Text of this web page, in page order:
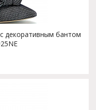
декоративным бантом